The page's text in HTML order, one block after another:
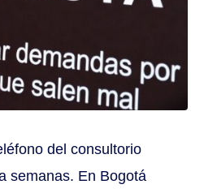
del consultorio
semanas. En Bogotá